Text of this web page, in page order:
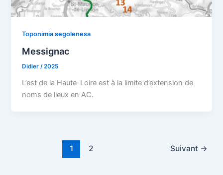
Toponimia segolenesa
Messignac
Didier/2025
L’est de la Haute-Loire est à la limite d’extension de
noms de lieux en AC.
1 2 Suivant →